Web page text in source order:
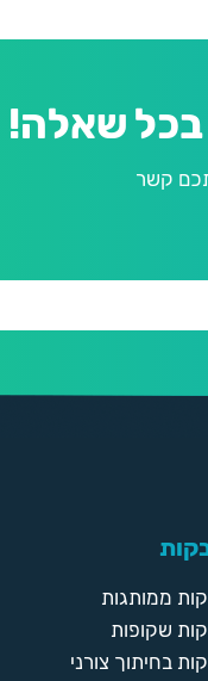
שאלה!
קשר
ממותגות
שקופות
בחיתוך צורני